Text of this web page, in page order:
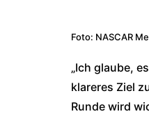
Foto: NASCAR
„Ich glaube,
klareres Ziel
Runde wird